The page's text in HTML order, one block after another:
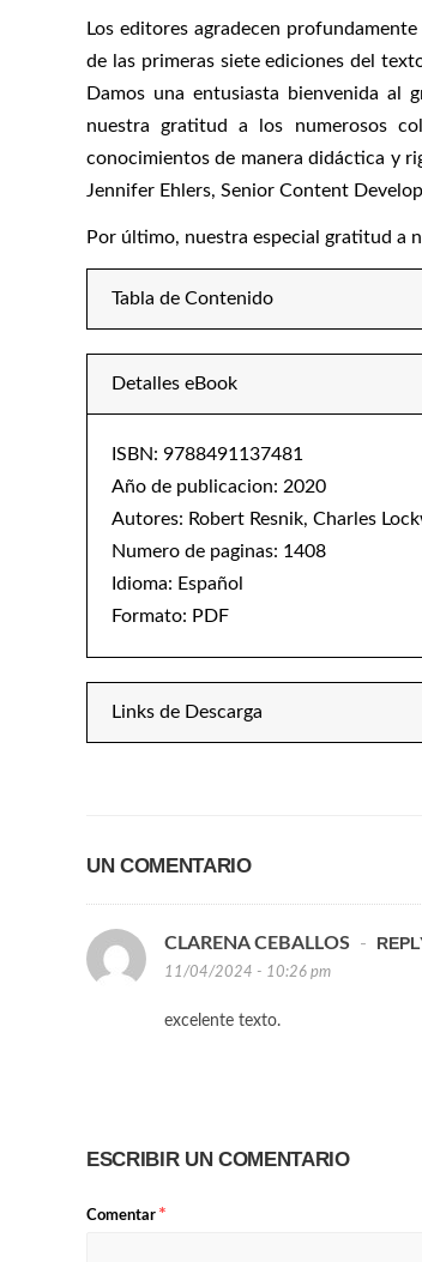
Los editores agradecen
de las primeras siete ediciones del
Damos una entusiasta bienvenida al
nuestra gratitud a los numerosos
conocimientos de manera didáctica y
Jennifer Ehlers, Senior Content
Por último, nuestra especial gratitud a
Tabla de Contenido
Detalles eBook
ISBN: 9788491137481
Año de publicacion: 2020
Autores: Robert Resnik, Charles
Numero de paginas: 1408
Idioma: Español
Formato: PDF
Links de Descarga
UN COMENTARIO
CLARENA CEBALLOS -
11/04/2024 - 10:26 pm
excelente texto.
ESCRIBIR UN COMENTARIO
Comentar *